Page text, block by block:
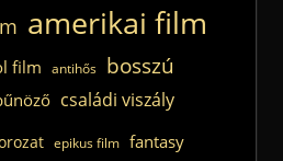
amerikai film
film antihős bosszú
családi viszály
epikus film fantasy